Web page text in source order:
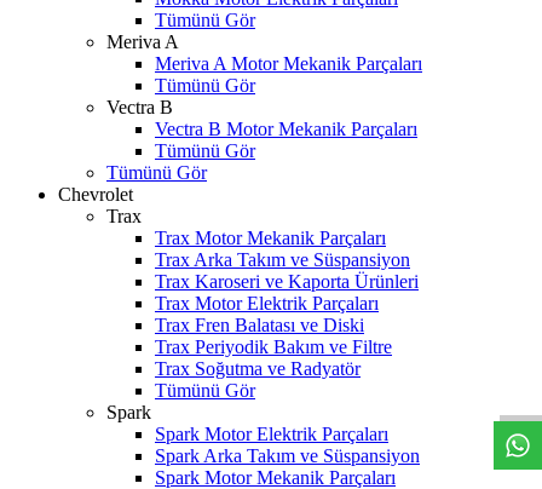
Tümünü Gör
Meriva A
Meriva A Motor Mekanik Parçaları
Tümünü Gör
Vectra B
Vectra B Motor Mekanik Parçaları
Tümünü Gör
Tümünü Gör
Chevrolet
Trax
Trax Motor Mekanik Parçaları
Trax Arka Takım ve Süspansiyon
Trax Karoseri ve Kaporta Ürünleri
Trax Motor Elektrik Parçaları
Trax Fren Balatası ve Diski
Trax Periyodik Bakım ve Filtre
Trax Soğutma ve Radyatör
Tümünü Gör
Spark
Spark Motor Elektrik Parçaları
Spark Arka Takım ve Süspansiyon
Spark Motor Mekanik Parçaları